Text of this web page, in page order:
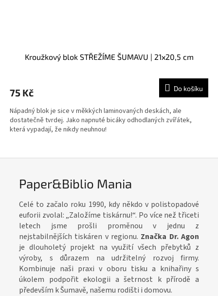
Kroužkový blok STŘEŽÍME ŠUMAVU | 21x20,5 cm
75 Kč Do košíku
Nápadný blok je sice v měkkých laminovaných deskách, ale
dostatečně tvrdej. Jako napnuté bicáky odhodlaných zvířátek,
která vypadají, že nikdy neuhnou!
Paper&Biblio Mania
Celé to začalo roku 1990, kdy někdo v polistopadové
euforii zvolal: „Založíme tiskárnu!“. Po více než třiceti
letech jsme prošli proměnou v jednu z
nejstabilnějších tiskáren v regionu. Značka Dr. Agon
je dlouholetý projekt na využití všech přebytků z
výroby, s důrazem na udržitelný rozvoj firmy.
Kombinuje naši praxi v oboru tisku a knihařiny s
úkolem podpořit ekologii a šetrnost k přírodě a
především k Šumavě, našemu rodišti i domovu.